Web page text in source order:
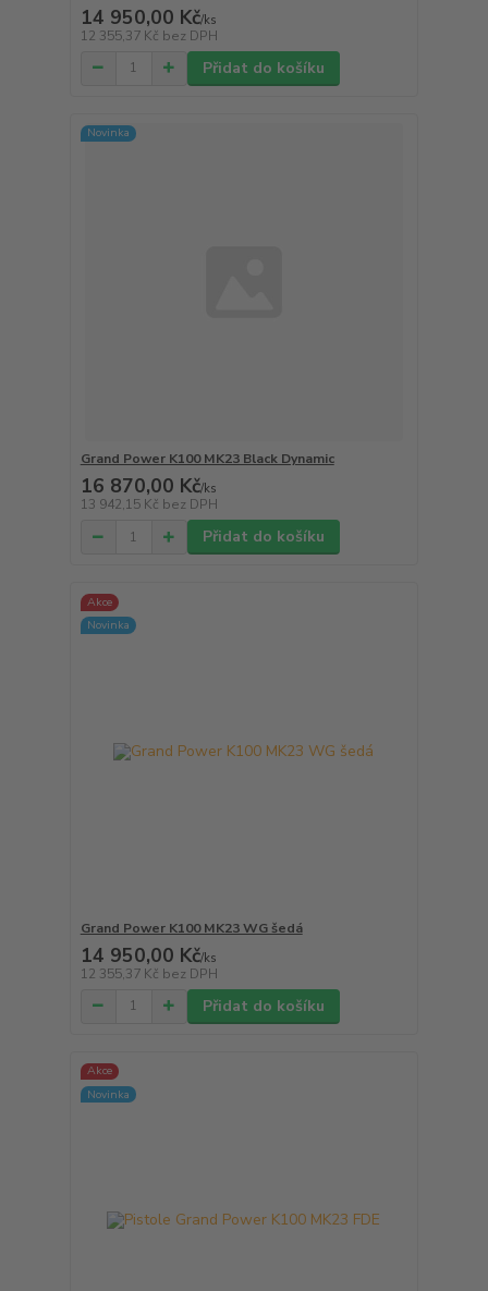
14 950,00 Kč/ks
12 355,37 Kč bez DPH
Přidat do košíku
Novinka
Grand Power K100 MK23 Black Dynamic
16 870,00 Kč/ks
13 942,15 Kč bez DPH
Přidat do košíku
Akce
Novinka
Grand Power K100 MK23 WG šedá
14 950,00 Kč/ks
12 355,37 Kč bez DPH
Přidat do košíku
Akce
Novinka